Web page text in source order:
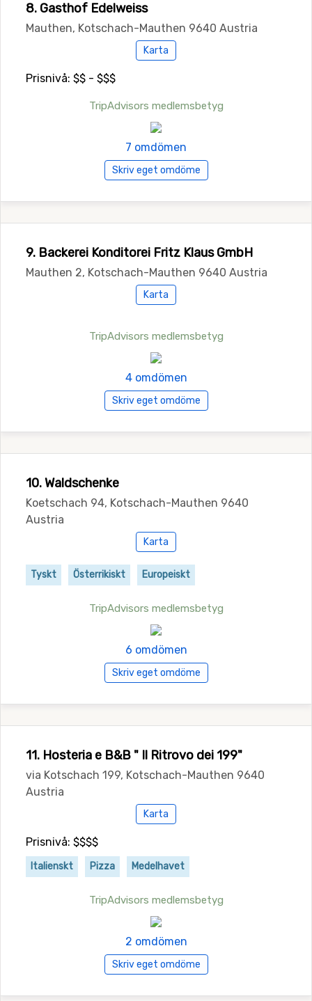
8. Gasthof Edelweiss
Mauthen, Kotschach-Mauthen 9640 Austria
Karta
Prisnivå: $$ - $$$
TripAdvisors medlemsbetyg
7 omdömen
Skriv eget omdöme
9. Backerei Konditorei Fritz Klaus GmbH
Mauthen 2, Kotschach-Mauthen 9640 Austria
Karta
TripAdvisors medlemsbetyg
4 omdömen
Skriv eget omdöme
10. Waldschenke
Koetschach 94, Kotschach-Mauthen 9640
Austria
Karta
Tyskt Österrikiskt Europeiskt
TripAdvisors medlemsbetyg
6 omdömen
Skriv eget omdöme
11. Hosteria e B&B " Il Ritrovo dei 199"
via Kotschach 199, Kotschach-Mauthen 9640
Austria
Karta
Prisnivå: $$$$
Italienskt Pizza Medelhavet
TripAdvisors medlemsbetyg
2 omdömen
Skriv eget omdöme